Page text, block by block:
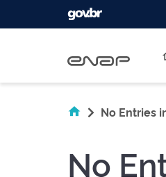
No Entries
No